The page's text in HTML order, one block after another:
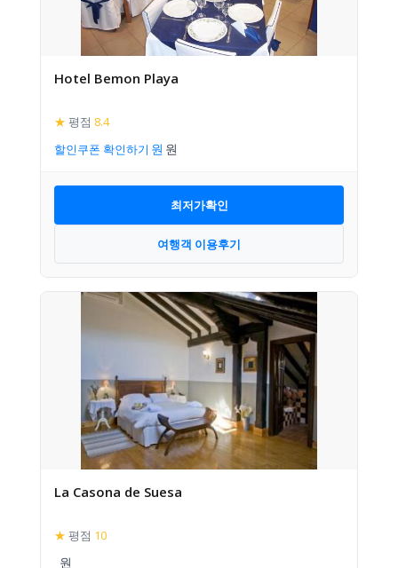
Hotel Bemon Playa
★ 평점 8.4
할인쿠폰 확인하기
최저가확인
여행객 이용후기
La Casona de Suesa
★ 평점 10